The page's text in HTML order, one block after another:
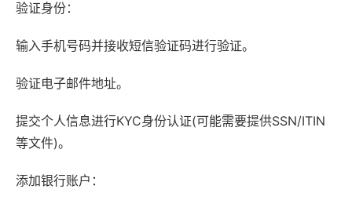
验证身份：
输入手机号码并接收短信验证码进行验证。
验证电子邮件地址。
提交个人信息进行KYC身份认证(可能需要提供SSN/ITIN
等文件)。
添加银行账户：